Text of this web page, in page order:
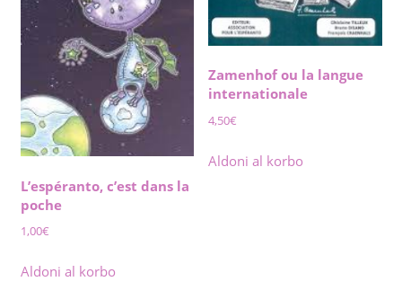
L’espéranto, c’est dans la
poche
1,00€
Aldoni al korbo
Zamenhof ou la langue
internationale
4,50€
Aldoni al korbo